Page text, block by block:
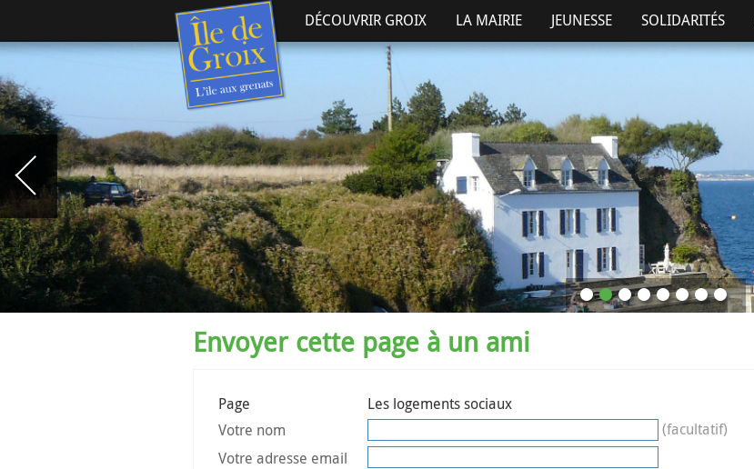
DÉCOUVRIR GROIX LA MAIRIE JEUNESSE SOLIDARITÉS
Envoyer cette page à un ami
Page
Les logements sociaux
Votre nom
(facultatif)
Votre adresse email